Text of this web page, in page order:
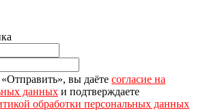
вы даёте согласие на
данных и подтверждаете
обработки персональных данных